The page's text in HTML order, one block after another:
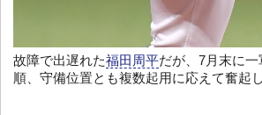
故障で出遅れた福田周平だが、7月末に
順、守備位置とも複数起用に応えて奮起